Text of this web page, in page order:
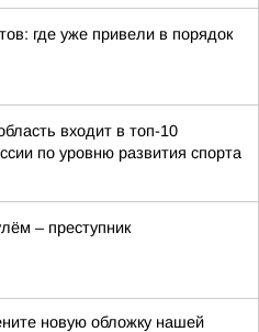
где уже привели в порядок
входит в топ-10
по уровню развития спорта
– преступник
новую обложку нашей